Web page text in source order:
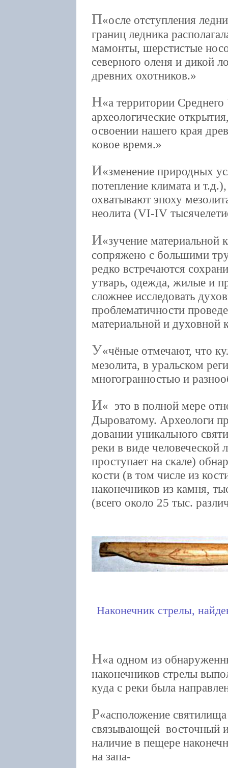
П осле отступления
границ ледника
мамонты, шерстистые
северного оленя и дикой
древних охотников.
Н а территории
археологические
освоении нашего края
ковое время.
И зменение природных
потепление климата и
охватывают эпоху
неолита (VI-IV
И зучение материальной
сопряжено с большими
редко встречаются
утварь, одежда, жилые и
сложнее исследовать
проблематичности
материальной и духовной
У чёные отмечают, что
мезолита, в уральском
многогранностью и
И
это в полной мере
Дыроватому. Археологи
довании уникального
реки в виде человеческой
проступает на скале)
кости (в том числе из
наконечников из камня,
(всего около 25 тыс.
Наконечник стрелы,
Н а одном из
наконечников стрелы
куда с реки была
Р асположение
связывающей восточный
наличие в пещере
на запа-